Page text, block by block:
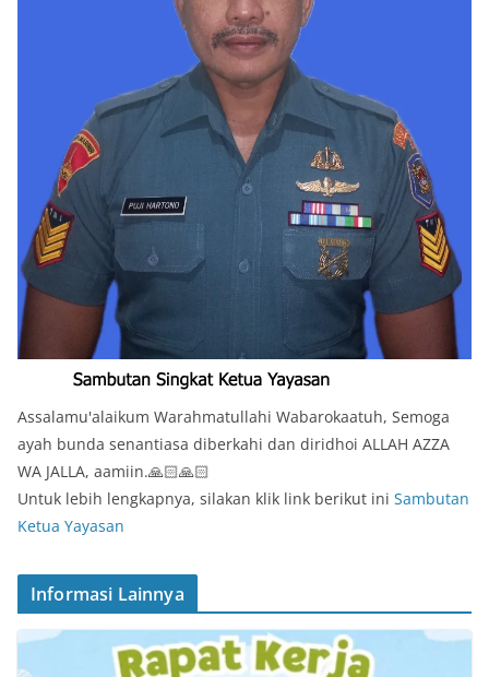
Assalamu'alaikum Warahmatullahi Wabarokaatuh, Semoga
ayah bunda senantiasa diberkahi dan diridhoi ALLAH AZZA
WA JALLA, aamiin.🙏🏻🙏🏻
Untuk lebih lengkapnya, silakan klik link berikut ini Sambutan
Ketua Yayasan
Informasi Lainnya